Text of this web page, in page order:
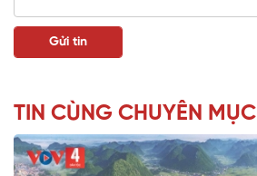
TIN CÙNG CHUYÊN MỤC